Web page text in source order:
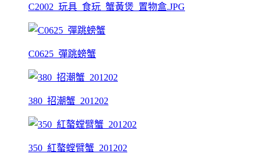
C2002_玩具_食玩_蟹黃煲_置物盒.JPG
C0625_彈跳螃蟹
380_招潮蟹_201202
350_紅螯螳臂蟹_201202